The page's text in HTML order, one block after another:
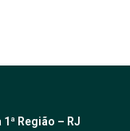
Região – RJ